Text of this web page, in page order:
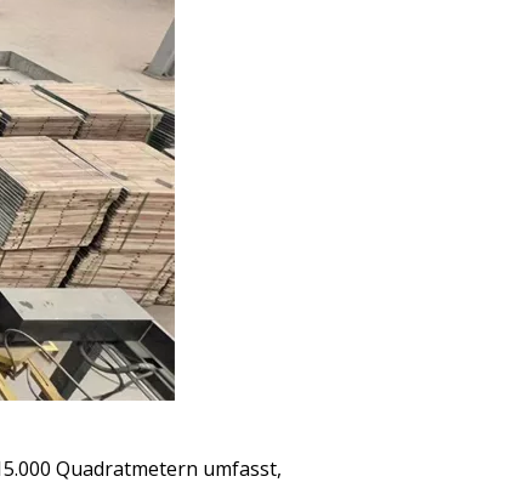
Quadratmetern umfasst,